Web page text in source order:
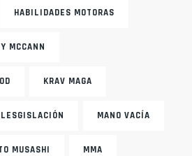
HABILIDADES MOTORAS
MCCANN
KRAV MAGA
LESGISLACIÓN MANO VACÍA
MUSASHI MMA